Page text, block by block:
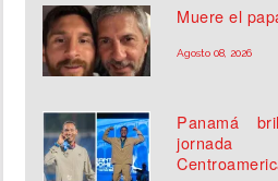
Muere el
Agosto 08, 2026
Panamá